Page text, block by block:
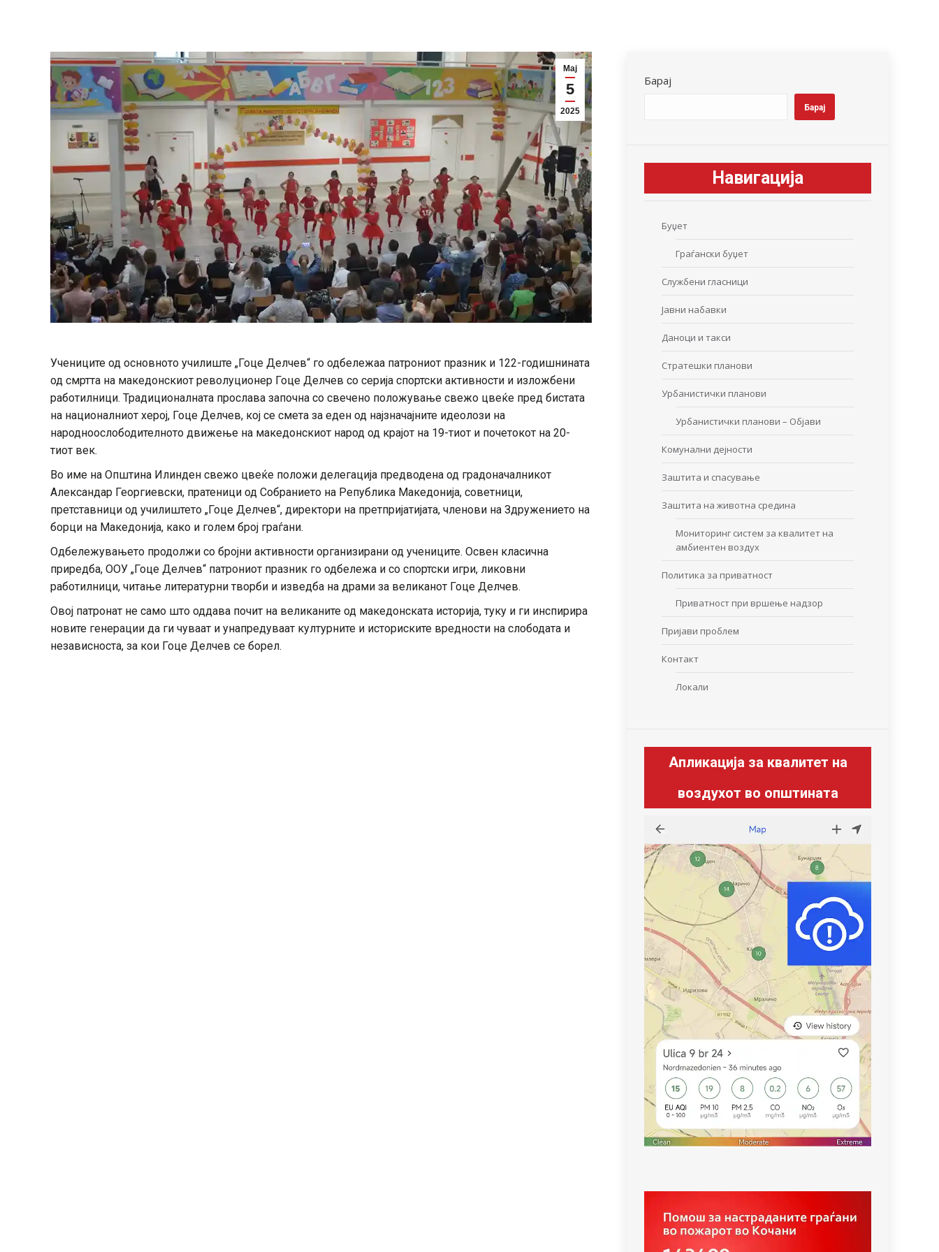
Мај
5
2025
Учениците од основното училиште „Гоце Делчев“ го одбележаа патрониот празник и 122-годишнината
од смртта на македонскиот револуционер Гоце Делчев со серија спортски активности и изложбени
работилници. Традиционалната прослава започна со свечено положување свежо цвеќе пред бистата
на националниот херој, Гоце Делчев, кој се смета за еден од најзначајните идеолози на
народноослободителното движење на македонскиот народ од крајот на 19-тиот и почетокот на 20-
тиот век.
Во име на Општина Илинден свежо цвеќе положи делегација предводена од градоначалникот
Александар Георгиевски, пратеници од Собранието на Република Македонија, советници,
претставници од училиштето „Гоце Делчев“, директори на претпријатијата, членови на Здружението на
борци на Македонија, како и голем број граѓани.
Одбележувањето продолжи со бројни активности организирани од учениците. Освен класична
приредба, ООУ „Гоце Делчев“ патрониот празник го одбележа и со спортски игри, ликовни
работилници, читање литературни творби и изведба на драми за великанот Гоце Делчев.
Овој патронат не само што оддава почит на великаните од македонската историја, туку и ги инспирира
новите генерации да ги чуваат и унапредуваат културните и историските вредности на слободата и
независноста, за кои Гоце Делчев се борел.
Барај
Барај
Навигација
Буџет
Граѓански буџет
Службени гласници
Јавни набавки
Даноци и такси
Стратешки планови
Урбанистички планови
Урбанистички планови – Објави
Комунални дејности
Заштита и спасување
Заштита на животна средина
Мониторинг систем за квалитет на
амбиентен воздух
Политика за приватност
Приватност при вршење надзор
Пријави проблем
Контакт
Локали
Апликација за квалитет на
воздухот во општината